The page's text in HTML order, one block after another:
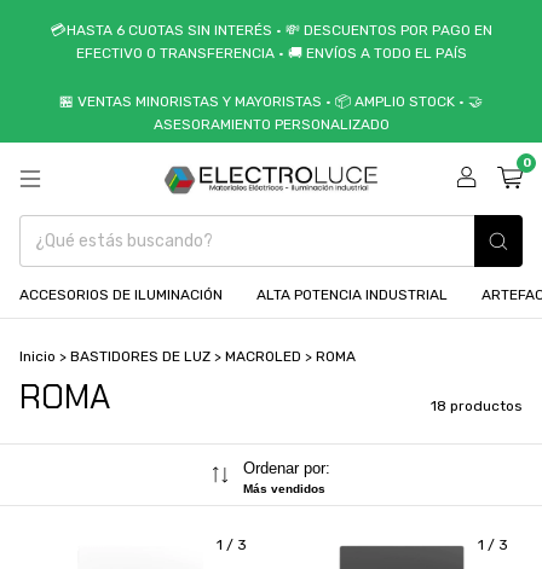
💳HASTA 6 CUOTAS SIN INTERÉS • 💸 DESCUENTOS POR PAGO EN
EFECTIVO O TRANSFERENCIA • 🚚 ENVÍOS A TODO EL PAÍS
🏪 VENTAS MINORISTAS Y MAYORISTAS • 📦 AMPLIO STOCK • 🤝
ASESORAMIENTO PERSONALIZADO
0
ACCESORIOS DE ILUMINACIÓN ALTA POTENCIA INDUSTRIAL
Inicio > BASTIDORES DE LUZ > MACROLED > ROMA
ROMA 18 productos
Ordenar por:
Más vendidos
1 / 3 1 / 3